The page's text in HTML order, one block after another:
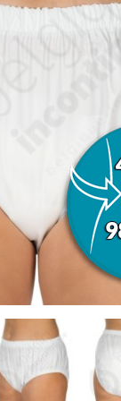
MAILLOT DE